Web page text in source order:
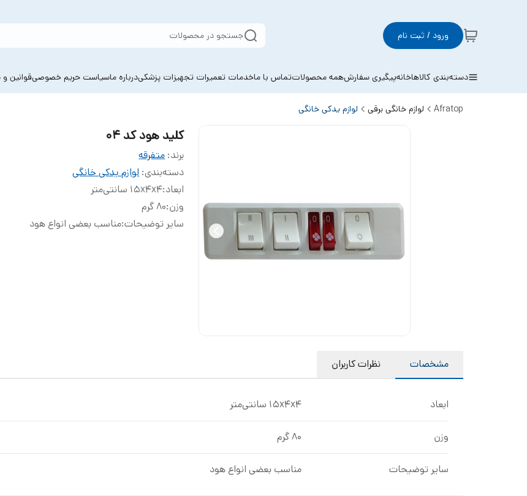
ورود / ثبت نام جستجو در محصولات
دسته‌بندی کالاهاخانهپیگیری سفارشهمه محصولاتتماس با ماخدمات تعمیرات تجهیزات پزشکیدرباره ماسیاست حریم خصوصیقوانین
Afratop لوازم خانگی برقی لوازم یدکی خانگی
کلید هود کد 04
برند: متفرقه
دسته‌بندی:لوازم یدکی خانگی
ابعاد:15x4x4 سانتی‌متر
وزن:80 گرم
سایر توضیحات:مناسب بعضی انواع هود
مشخصات نظرات کاربران
ابعاد 15x4x4 سانتی‌متر
وزن 80 گرم
سایر توضیحات مناسب بعضی انواع هود